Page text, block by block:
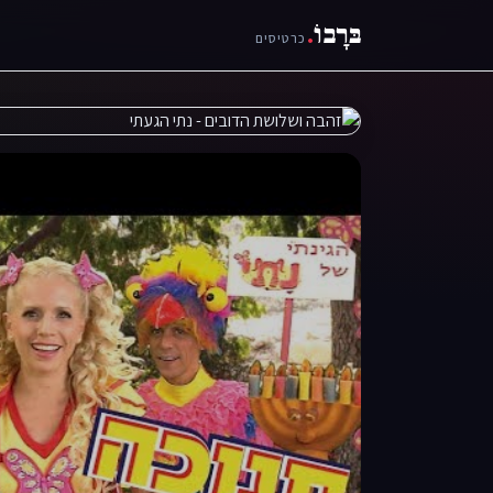
בּרָבוֹ. כרטיסים